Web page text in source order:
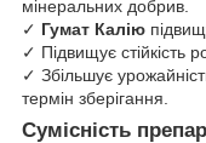
мінеральних добрив.
✓ Гумат Калію
✓ Підвищує стійкість
✓ Збільшує
термін зберігання.
Сумісність